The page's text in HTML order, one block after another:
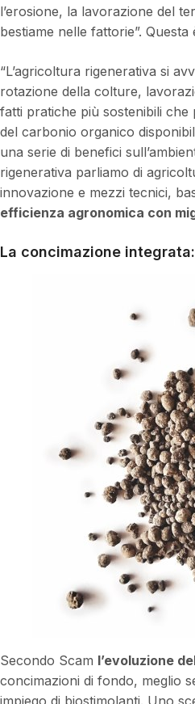
l’erosione, la lavorazione del
bestiame nelle fattorie”.
“L’agricoltura rigenerativa si
rotazione della colture,
fatti pratiche più sostenibili
del carbonio organico
una serie di benefici
rigenerativa parliamo di
innovazione e mezzi tecnici,
efficienza agronomica con
La concimazione
Secondo Scam l’evoluzione
concimazioni di fondo, meglio
impiego di biostimolanti. Uno